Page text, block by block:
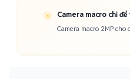
Camera macro chỉ
Camera macro 2MP